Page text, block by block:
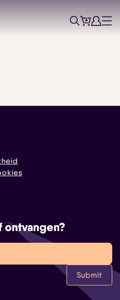
ZoekTicketsAccount
Menu